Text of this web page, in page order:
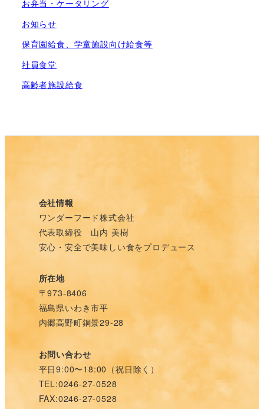
お弁当・ケータリング
お知らせ
保育園給食、学童施設向け給食等
社員食堂
高齢者施設給食
会社情報
ワンダーフード株式会社
代表取締役 山内 美樹
安心・安全で美味しい食をプロデュース
所在地
〒973-8406
福島県いわき市平
内郷高野町銅景29-28
お問い合わせ
平日9:00〜18:00（祝日除く）
TEL:0246-27-0528
FAX:0246-27-0528